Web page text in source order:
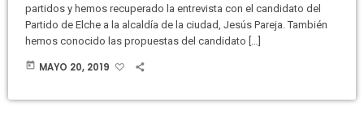
partidos y hemos recuperado la entrevista con el candidato del
Partido de Elche a la alcaldía de la ciudad, Jesús Pareja. También
hemos conocido las propuestas del candidato […]
today MAYO 20, 2019